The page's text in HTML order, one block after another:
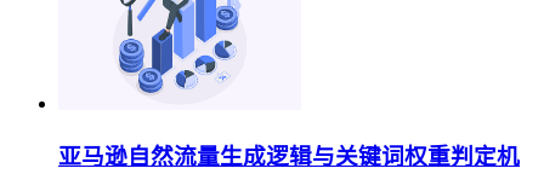
亚马逊自然流量生成逻辑与关键词权重判定机